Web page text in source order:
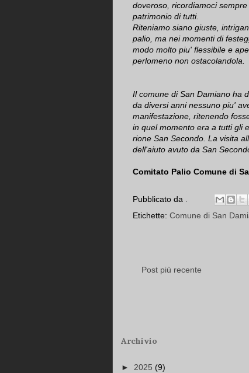
doveroso, ricordiamoci
patrimonio di tutti.
Riteniamo siano giuste,
palio, ma nei momenti di
modo molto piu' flessibile e
perlomeno non ostacolandola.
Il comune di San Damiano ha
da diversi anni nessuno piu'
manifestazione, ritenendo
in quel momento era a tutti gli
rione San Secondo. La visita
dell'aiuto avuto da San
Comitato Palio Comune di
Pubblicato da
Etichette: Comune di San
Post più recente
Archivio
► 2025 (9)